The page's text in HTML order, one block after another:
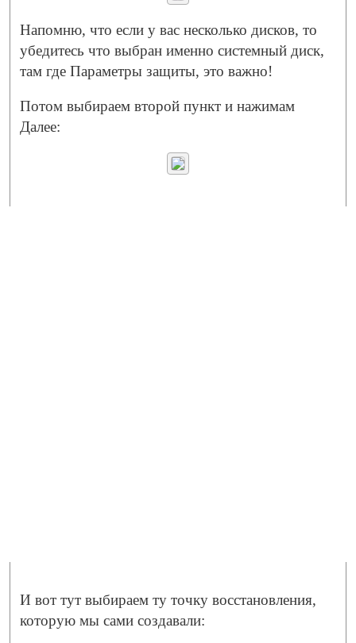
Напомню, что если у вас несколько дисков, то
убедитесь что выбран именно системный диск,
там где Параметры защиты, это важно!
Потом выбираем второй пункт и нажимам
Далее:
И вот тут выбираем ту точку восстановления,
которую мы сами создавали: